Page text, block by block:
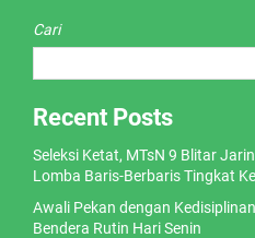
Cari
Recent Posts
Seleksi Ketat, MTsN 9 Blitar
Lomba Baris-Berbaris Tingkat
Awali Pekan dengan
Bendera Rutin Hari Senin